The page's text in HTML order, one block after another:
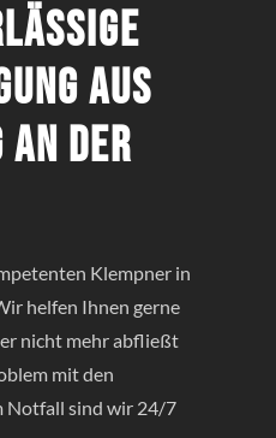
aus
der
Klempner in
helfen Ihnen gerne
nicht mehr abfließt
mit den
Notfall sind wir 24/7